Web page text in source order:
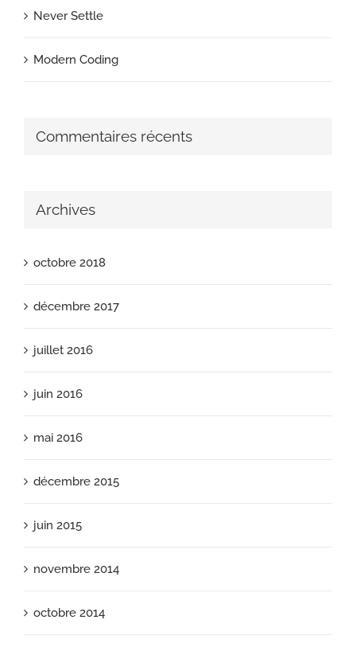
Never Settle
Modern Coding
Commentaires récents
Archives
octobre 2018
décembre 2017
juillet 2016
juin 2016
mai 2016
décembre 2015
juin 2015
novembre 2014
octobre 2014